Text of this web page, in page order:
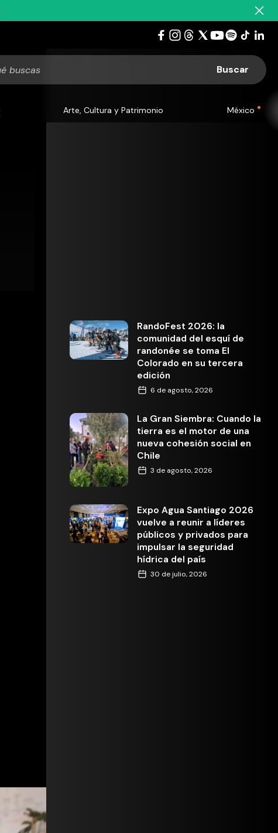
Arte, Cultura y Patrimonio México
RandoFest 2026: la
comunidad del esquí de
randonée se toma El
Colorado en su tercera
edición
6 de agosto, 2026
La Gran Siembra: Cuando la
tierra es el motor de una
nueva cohesión social en
Chile
3 de agosto, 2026
Expo Agua Santiago 2026
vuelve a reunir a líderes
públicos y privados para
impulsar la seguridad
hídrica del país
30 de julio, 2026